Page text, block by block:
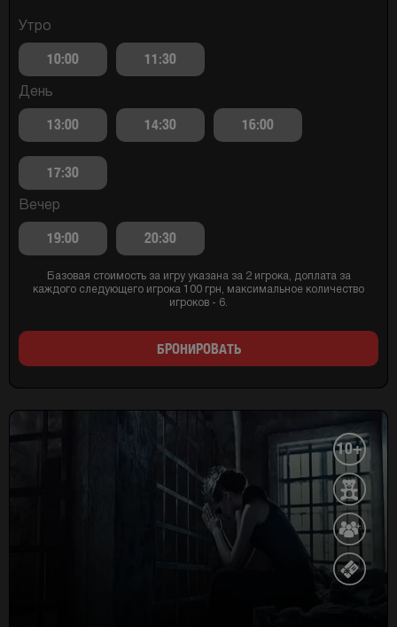
Утро
10:00 11:30
День
13:00 14:30 16:00
17:30
Вечер
19:00 20:30
Базовая стоимость за игру указана за 2 игрока, доплата за
каждого следующего игрока 100 грн, максимальное количество
игроков - 6.
БРОНИРОВАТЬ
10+